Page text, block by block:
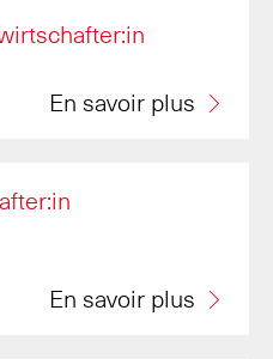
En savoir plus
En savoir plus